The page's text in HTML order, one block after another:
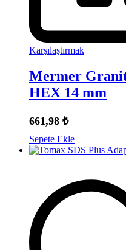
Karşılaştırmak
Mermer Granit
HEX 14 mm
661,98 ₺
Sepete Ekle